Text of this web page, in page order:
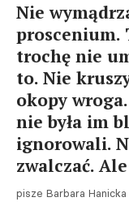
Nie
proscenium.
trochę nie
to. Nie
okopy
nie była im
ignorowali.
zwalczać.
pisze Barbara Hanicka